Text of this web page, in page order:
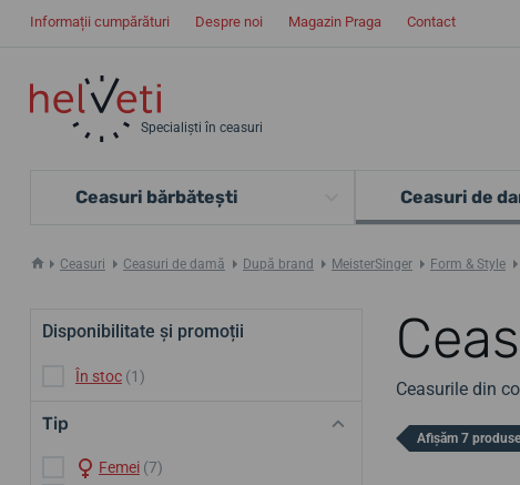
Informații cumpărături Despre noi Magazin Praga Contact
Specialiști în ceasuri
Ceasuri bărbătești Ceasuri de
Ceasuri Ceasuri de damă După brand MeisterSinger Form & Style
Ceasurile din
Disponibilitate și promoții
În stoc (1)
Tip
Femei (7)
Afișăm 7 produse